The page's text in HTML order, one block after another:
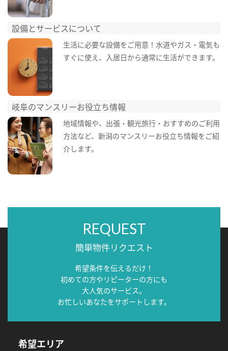
設備とサービスについて
生活に必要な設備をご用意！水道やガス・電気も
すぐに使え、入居日から通常に生活ができます。
岐阜のマンスリーお役立ち情報
地域情報や、出張・観光旅行・おすすめのご利用
方法など、新潟のマンスリーお役立ち情報をご紹
介します。
REQUEST
簡単物件リクエスト
希望条件を伝えるだけ！
初めての方やリピーターの方にも
大人気のサービス。
お忙しいあなたをサポートします。
希望エリア